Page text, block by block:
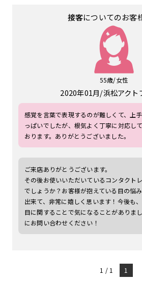
接客についてのお客
55歳/女性
2020年01月 浜松アクト
感覚を言葉で表現するのが難しくて、上
っぱいでしたが、根気よく丁寧に対応し
おります。ありがとうございました。
ご来店ありがとうございます。
その後お使いいただいているコンタクト
でしょうか？お客様が抱えている目の悩
出来て、非常に嬉しく思います！今後も
目に関することで気になることがありま
にお問い合わせください！
1 / 1 1